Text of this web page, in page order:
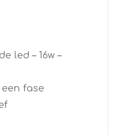
led – 16w –
fase